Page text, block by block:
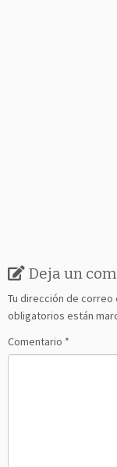
Deja un
Tu dirección de
obligatorios están
Comentario *